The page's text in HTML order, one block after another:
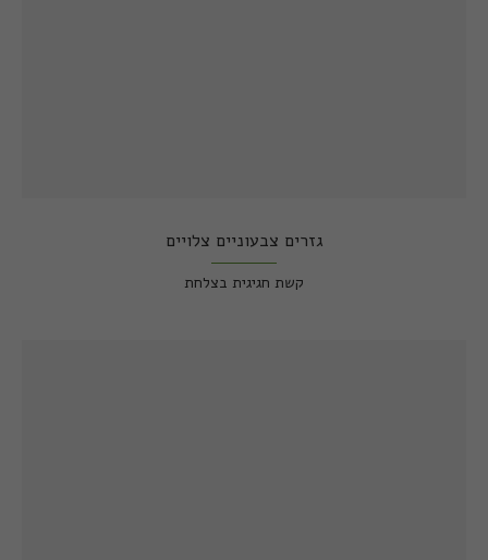
גזרים צבעוניים צלויים
קשת חגיגית בצלחת